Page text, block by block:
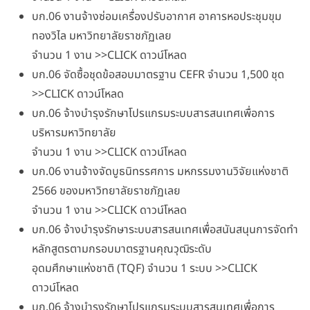
บก.06 งานจ้างซ่อมเครื่องปรับอากาศ อาคารหอประชุมขุม
ทองวิไล มหาวิทยาลัยราชภัฏเลย
จำนวน 1 งาน >>CLICK ดาวน์โหลด
บก.06 จัดซื้อชุดข้อสอบมาตรฐาน CEFR จำนวน 1,500 ชุด
>>CLICK ดาวน์โหลด
บก.06 จ้างบำรุงรักษาโปรแกรมระบบสารสนเทศเพื่อการ
บริหารมหาวิทยาลัย
จำนวน 1 งาน >>CLICK ดาวน์โหลด
บก.06 งานจ้างจัดบูธนิทรรศการ มหกรรมงานวิจัยแห่งชาติ
2566 ของมหาวิทยาลัยราชภัฏเลย
จำนวน 1 งาน >>CLICK ดาวน์โหลด
บก.06 จ้างบำรุงรักษาระบบสารสนเทศเพื่อสนันสนุนการจัดทำ
หลักสูตรตามกรอบมาตรฐานคุณวุฒิระดับ
อุดมศึกษาแห่งชาติ (TQF) จำนวน 1 ระบบ >>CLICK
ดาวน์โหลด